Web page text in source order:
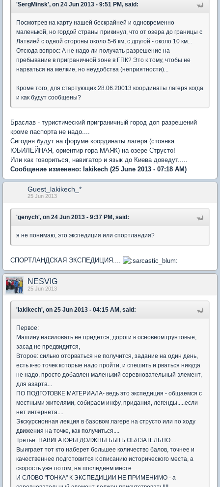
'SergMinsk', on 24 Jun 2013 - 9:51 PM, said:
Посмотрев на карту нашей бескрайней и одновременно
маленькой, но гордой страны прикинул, что от озера до границы с
Латвией с одной стороны около 5-6 км, с другой - около 10 км...
Отсюда вопрос: А не надо ли получать разрешение на
пребывание в приграничной зоне в ГПК? Это к тому, чтобы не
нарваться на мелкие, но неудобства (неприятности)...
Кроме того, для стартующих 28.06.20013 координаты лагеря когда
и как будут сообщены?
Браслав - туристический приграничный город доп разрешений
кроме паспорта не надо....
Сегодня будут на форуме координаты лагеря (стоянка
ЮБИЛЕЙНАЯ, ориентир гора МАЯК) на озере Струсто!
Или как говориться, навигатор и язык до Киева доведут.....
Сообщение изменено: lakikech (25 June 2013 - 07:18 AM)
Guest_lakikech_*
25 Jun 2013
'genych', on 24 Jun 2013 - 9:37 PM, said:
я не понимаю, это экспедиция или спортландия?
СПОРТЛАНДСКАЯ ЭКСПЕДИЦИЯ....
NESVIG
25 Jun 2013
'lakikech', on 25 Jun 2013 - 04:15 AM, said:
Первое:
Машину насиловать не придется, дороги в основном грунтовые,
засад не предвидится,
Второе: сильно оторваться не получится, задание на один день,
есть к-во точек которые надо пройти, и спешить и рваться никуда
не надо, просто добавлен маленький соревновательный элемент,
для азарта...
ПО ПОДГОТОВКЕ МАТЕРИАЛА- ведь это экспедиция - общаемся с
местными жителями, собираем инфу, придания, легенды.....если
нет интернета....
Экскурсионная лекция в базовом лагере на струсто или по ходу
движения на точке, как получиться....
Третье: НАВИГАТОРЫ ДОЛЖНЫ БЫТЬ ОБЯЗАТЕЛЬНО....
Выиграет тот кто наберет большее количество балов, точнее и
качественнее подготовится к описанию исторического места, а
скорость уже потом, на последнем месте.....
И СЛОВО "ГОНКА" К ЭКСПЕДИЦИИ НЕ ПРИМЕНИМО - а